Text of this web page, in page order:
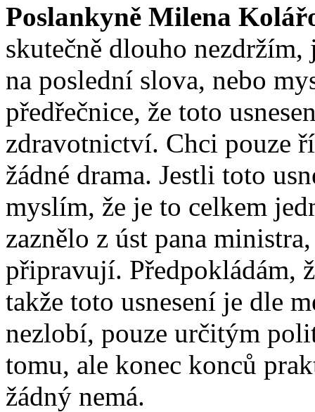
Poslankyně Milena
skutečně dlouho
na poslední slova, nebo
předřečnice, že toto
zdravotnictví. Chci pouze
žádné drama. Jestli toto
myslím, že je to celkem
zaznělo z úst pana
připravují. Předpokládám,
takže toto usnesení je dle
nezlobí, pouze určitým
tomu, ale konec konců
žádný nemá.